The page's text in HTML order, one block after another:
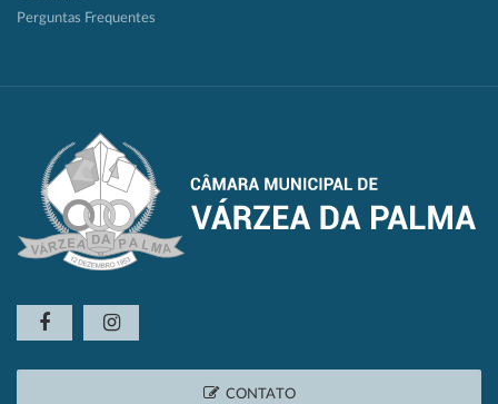
Perguntas Frequentes
CONTATO